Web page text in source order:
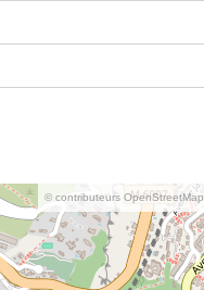
© contributeurs OpenStreetMap